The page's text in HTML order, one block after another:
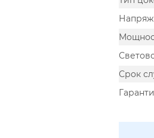
Срок